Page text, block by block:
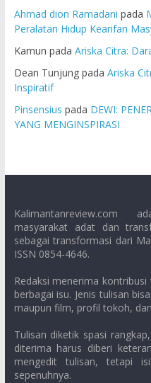
Ahmad dion Ramadani pada
Peralatan Hidup Kearifan
Kamun pada Ariska Citra:
Dean Tunjungpada Ariska
Inspiratif
Pinsensius pada DEWI:
YANG MENGINSPIRASI
Kalimantanreview.com
masyarakat adat dan
sebagai transformasi dari
ISSN 0854-4646.
Redaksi menerima
berbagai isu. Jenis tulisan
maupun film, profil tokoh,
Tulisan diketik spasi
diterima harus diberi
mengedit tulisan, tetapi
sepenuhnya.